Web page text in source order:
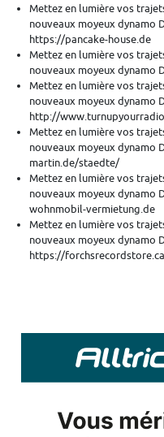
Mettez en lumière vos
nouveaux moyeux dynamo
https://pancake-house.de
Mettez en lumière vos
nouveaux moyeux dynamo
Mettez en lumière vos
nouveaux moyeux dynamo
http://
Mettez en lumière vos
nouveaux moyeux dynamo
martin.de/staedte/
Mettez en lumière vos
nouveaux moyeux dynamo
wohnmobil-vermietung.de
Mettez en lumière vos
nouveaux moyeux dynamo
https://forchsrecordstore.ca